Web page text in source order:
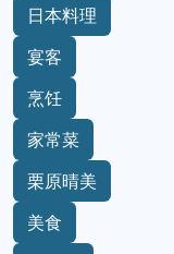
日本料理
宴客
烹饪
家常菜
栗原晴美
美食